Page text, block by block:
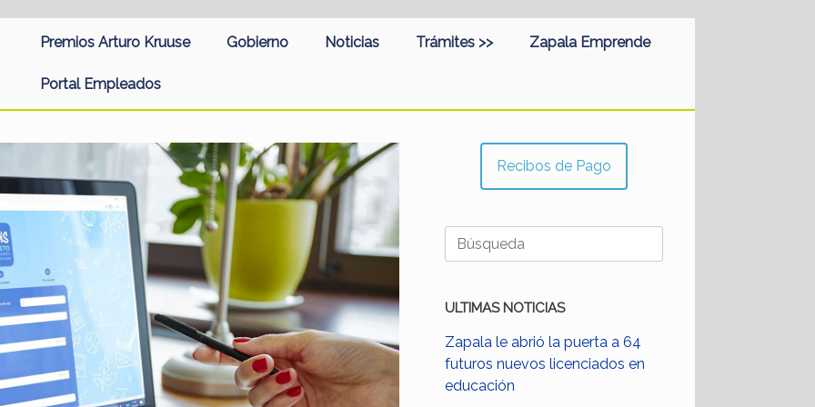
Premios Arturo Kruuse Gobierno Noticias Trámites >> Zapala Emprende
Portal Empleados
Recibos de Pago
Buscar:
ULTIMAS NOTICIAS
Zapala le abrió la puerta a 64
futuros nuevos licenciados en
educación